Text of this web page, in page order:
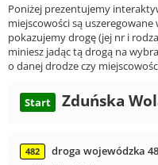
Poniżej prezentujemy
miejscowości są
pokazujemy drogę (jej nr i
miniesz jadąc tą drogą na
o danej drodze czy
Start Zduńska
482
droga wojewódzka